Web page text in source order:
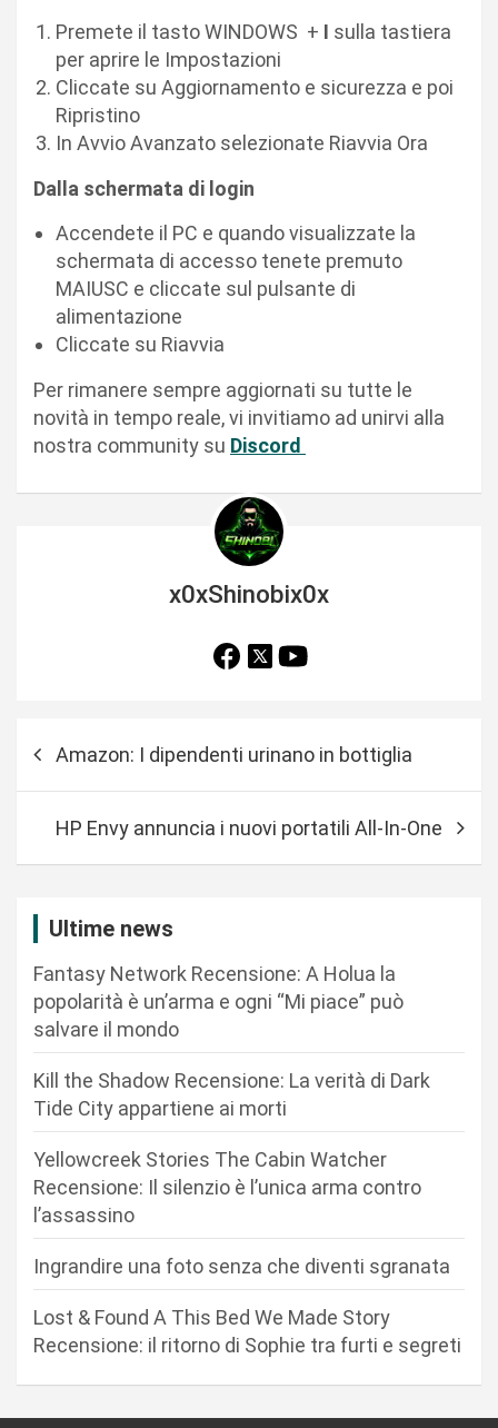
Premete il tasto WINDOWS + I sulla tastiera
per aprire le Impostazioni
Cliccate su Aggiornamento e sicurezza e poi
Ripristino
In Avvio Avanzato selezionate Riavvia Ora
Dalla schermata di login
Accendete il PC e quando visualizzate la
schermata di accesso tenete premuto
MAIUSC e cliccate sul pulsante di
alimentazione
Cliccate su Riavvia
Per rimanere sempre aggiornati su tutte le
novità in tempo reale, vi invitiamo ad unirvi alla
nostra community su Discord
x0xShinobix0x
i
Amazon: I dipendenti urinano in bottiglia
HP Envy annuncia i nuovi portatili All-In-One
Ultime news
Fantasy Network Recensione: A Holua la
popolarità è un’arma e ogni “Mi piace” può
salvare il mondo
Kill the Shadow Recensione: La verità di Dark
Tide City appartiene ai morti
Yellowcreek Stories The Cabin Watcher
Recensione: Il silenzio è l’unica arma contro
l’assassino
Ingrandire una foto senza che diventi sgranata
Lost & Found A This Bed We Made Story
Recensione: il ritorno di Sophie tra furti e segreti